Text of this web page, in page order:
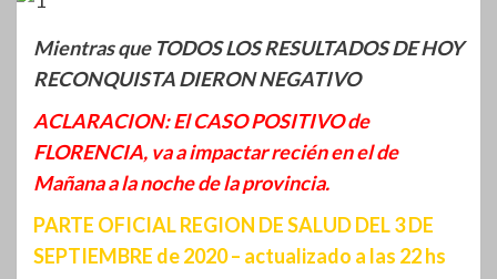
Mientras que TODOS LOS RESULTADOS DE HOY
RECONQUISTA DIERON NEGATIVO
ACLARACION: El CASO POSITIVO de
FLORENCIA, va a impactar recién en el de
Mañana a la noche de la provincia.
PARTE OFICIAL REGION DE SALUD DEL 3 DE
SEPTIEMBRE de 2020 – actualizado a las 22 hs